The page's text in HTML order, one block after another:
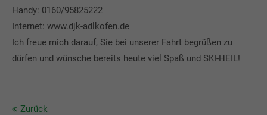
Handy: 0160/95825222
Internet: www.djk-adlkofen.de
Ich freue mich darauf, Sie bei unserer Fahrt begrüßen zu
dürfen und wünsche bereits heute viel Spaß und SKI-HEIL!
Zurück